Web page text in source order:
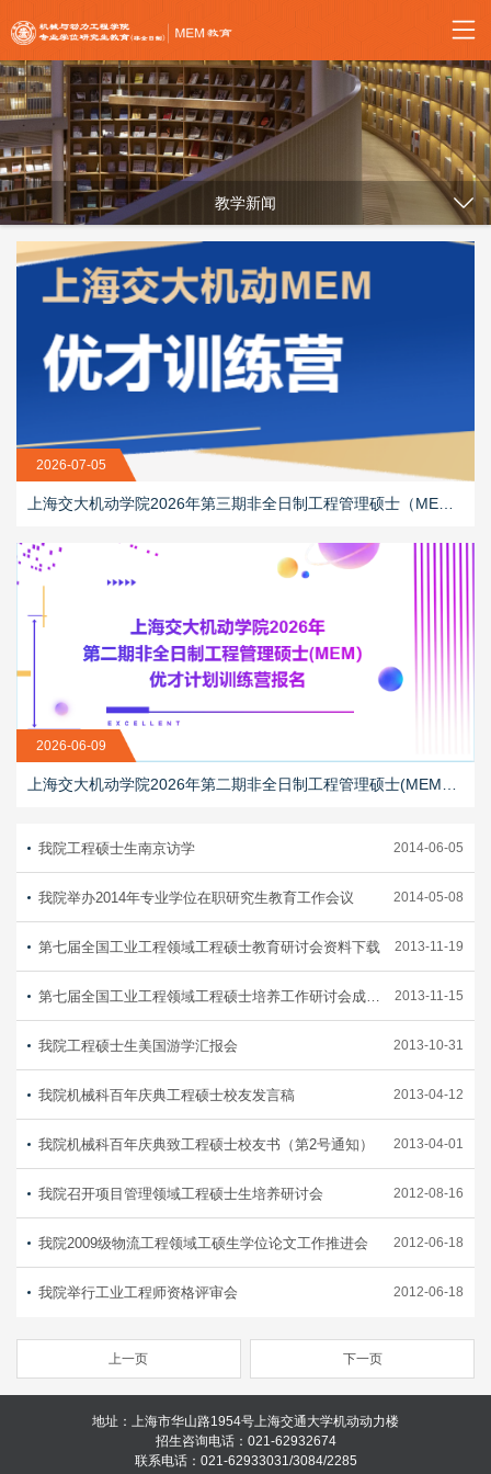
教学新闻
2026-07-05
上海交大机动学院2026年第三期非全日制工程管理硕士（MEM）优才计划训练营报名正当时！
2026-06-09
我院工程硕士生南京访学 2014-06-05
我院举办2014年专业学位在职研究生教育工作会议 2014-05-08
第七届全国工业工程领域工程硕士教育研讨会资料下载 2013-11-19
第七届全国工业工程领域工程硕士培养工作研讨会成功召开 2013-11-15
我院工程硕士生美国游学汇报会 2013-10-31
我院机械科百年庆典工程硕士校友发言稿 2013-04-12
我院机械科百年庆典致工程硕士校友书（第2号通知） 2013-04-01
我院召开项目管理领域工程硕士生培养研讨会 2012-08-16
我院2009级物流工程领域工硕生学位论文工作推进会 2012-06-18
我院举行工业工程师资格评审会 2012-06-18
上一页 下一页
地址：上海市华山路1954号上海交通大学机动动力楼
招生咨询电话：021-62932674
联系电话：021-62933031/3084/2285